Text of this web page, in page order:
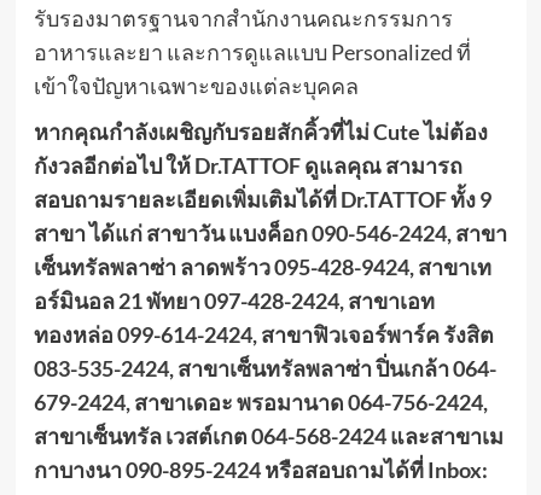
รับรองมาตรฐานจากสำนักงานคณะกรรมการ
อาหารและยา และการดูแลแบบ Personalized ที่
เข้าใจปัญหาเฉพาะของแต่ละบุคคล
หากคุณกำลังเผชิญกับรอยสักคิ้วที่ไม่ Cute ไม่ต้อง
กังวลอีกต่อไป ให้ Dr.TATTOF ดูแลคุณสามารถ
สอบถามรายละเอียดเพิ่มเติมได้ที่ Dr.TATTOF ทั้ง 9
สาขา ได้แก่ สาขาวัน แบงค็อก 090-546-2424, สาขา
เซ็นทรัลพลาซ่า ลาดพร้าว 095-428-9424, สาขาเท
อร์มินอล 21 พัทยา 097-428-2424, สาขาเอท
ทองหล่อ 099-614-2424, สาขาฟิวเจอร์พาร์ค รังสิต
083-535-2424, สาขาเซ็นทรัลพลาซ่า ปิ่นเกล้า 064-
679-2424, สาขาเดอะ พรอมานาด 064-756-2424,
สาขาเซ็นทรัล เวสต์เกต 064-568-2424 และสาขาเม
กาบางนา 090-895-2424 หรือสอบถามได้ที่Inbox: